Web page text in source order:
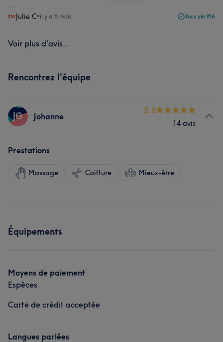
Julie C•il y a 6 mois Avis vérifié
Voir plus d'avis...
Rencontrez l'équipe
JG Johanne
5.0
14 avis
Prestations
Massage Coiffure Mieux-être
Équipements
Moyens de paiement
Espèces
Carte de crédit acceptée
Langues parlées